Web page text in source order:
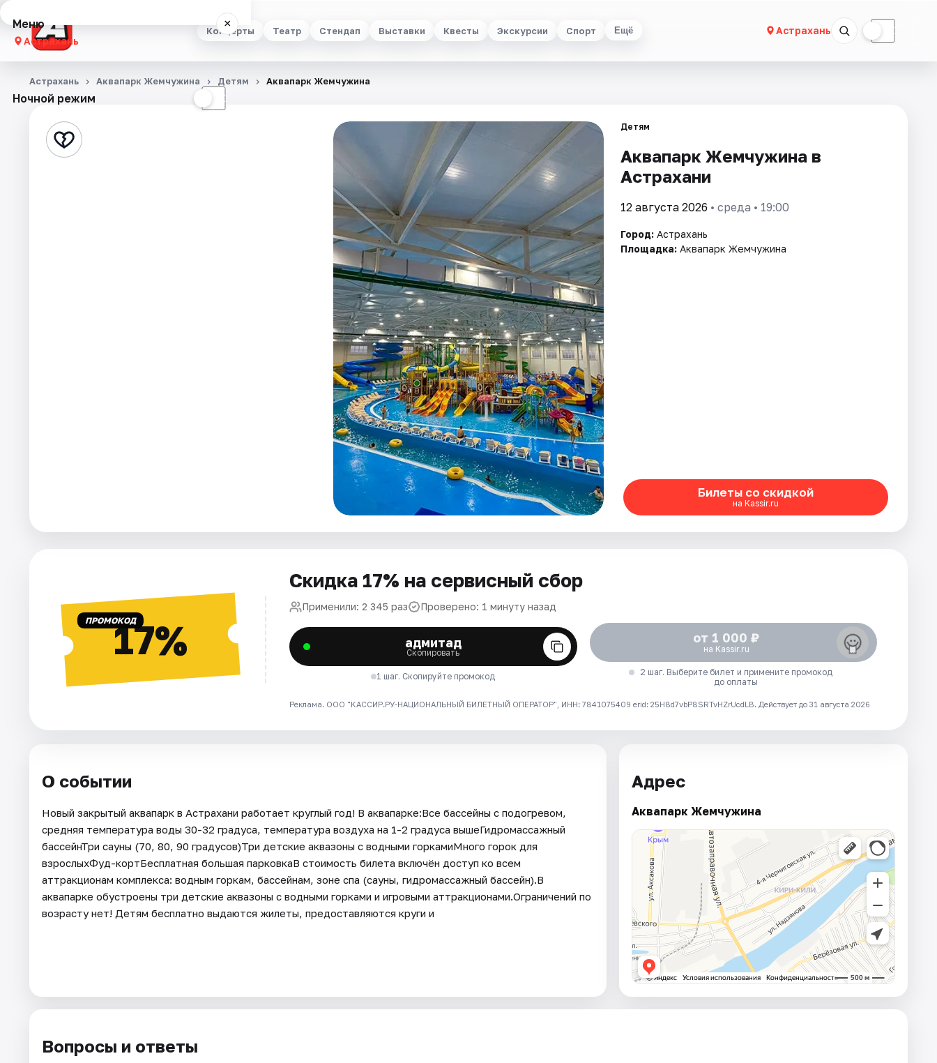
Концерты Театр Стендап Выставки Квесты Экскурсии Спорт Ещё Астрахань ☾
Меню ×
Астрахань
Концерты
Стендап
Ночной режим ☾
Астрахань Аквапарк Жемчужина Детям Аквапарк Жемчужина
Детям
Аквапарк Жемчужина в
Астрахани
12 августа 2026 • среда • 19:00
Город: Астрахань
Площадка: Аквапарк Жемчужина
Билеты со скидкой
на Kassir.ru
ПРОМОКОД17%
Скидка 17% на сервисный сбор
Применили: 2 345 раз Проверено: 1 минуту назад
адмитад
Скопировать
1 шаг. Скопируйте промокод
от 1 000 ₽
на Kassir.ru
2 шаг. Выберите билет и примените промокод
до оплаты
Реклама. ООО "КАССИР.РУ-НАЦИОНАЛЬНЫЙ БИЛЕТНЫЙ ОПЕРАТОР", ИНН: 7841075409 erid: 25H8d7vbP8SRTvHZrUcdLB. Действует до 31 августа 2026
О событии
Новый закрытый аквапарк в Астрахани работает круглый год! В аквапарке:Все бассейны с подогревом,
средняя температура воды 30-32 градуса, температура воздуха на 1-2 градуса вышеГидромассажный
бассейнТри сауны (70, 80, 90 градусов)Три детские аквазоны с водными горкамиМного горок для
взрослыхФуд-кортБесплатная большая парковкаВ стоимость билета включён доступ ко всем
аттракционам комплекса: водным горкам, бассейнам, зоне спа (сауны, гидромассажный бассейн).В
аквапарке обустроены три детские аквазоны с водными горками и игровыми аттракционами.Ограничений по
возрасту нет! Детям бесплатно выдаются жилеты, предоставляются круги и
Адрес
Аквапарк Жемчужина
Вопросы и ответы